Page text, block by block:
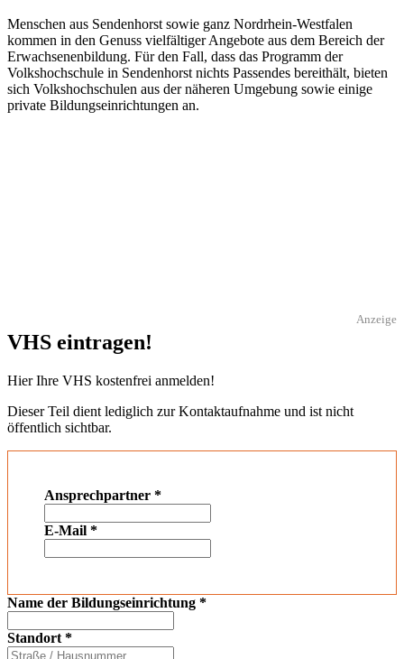
Menschen aus Sendenhorst sowie ganz Nordrhein-Westfalen
kommen in den Genuss vielfältiger Angebote aus dem Bereich der
Erwachsenenbildung. Für den Fall, dass das Programm der
Volkshochschule in Sendenhorst nichts Passendes bereithält, bieten
sich Volkshochschulen aus der näheren Umgebung sowie einige
private Bildungseinrichtungen an.
Anzeige
VHS eintragen!
Hier Ihre VHS kostenfrei anmelden!
Dieser Teil dient lediglich zur Kontaktaufnahme und ist nicht
öffentlich sichtbar.
Ansprechpartner *
E-Mail *
Name der Bildungseinrichtung *
Standort *